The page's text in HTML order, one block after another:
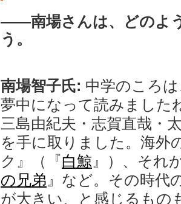
――南場さんは、どのよ
う。
南場智子氏: 中学のころ
夢中になって読みました
三島由紀夫・志賀直哉・
を手に取りました。海外
ク』（『白鯨 』）、それ
の兄弟 』など。その時代
が大きい、と感じるもの